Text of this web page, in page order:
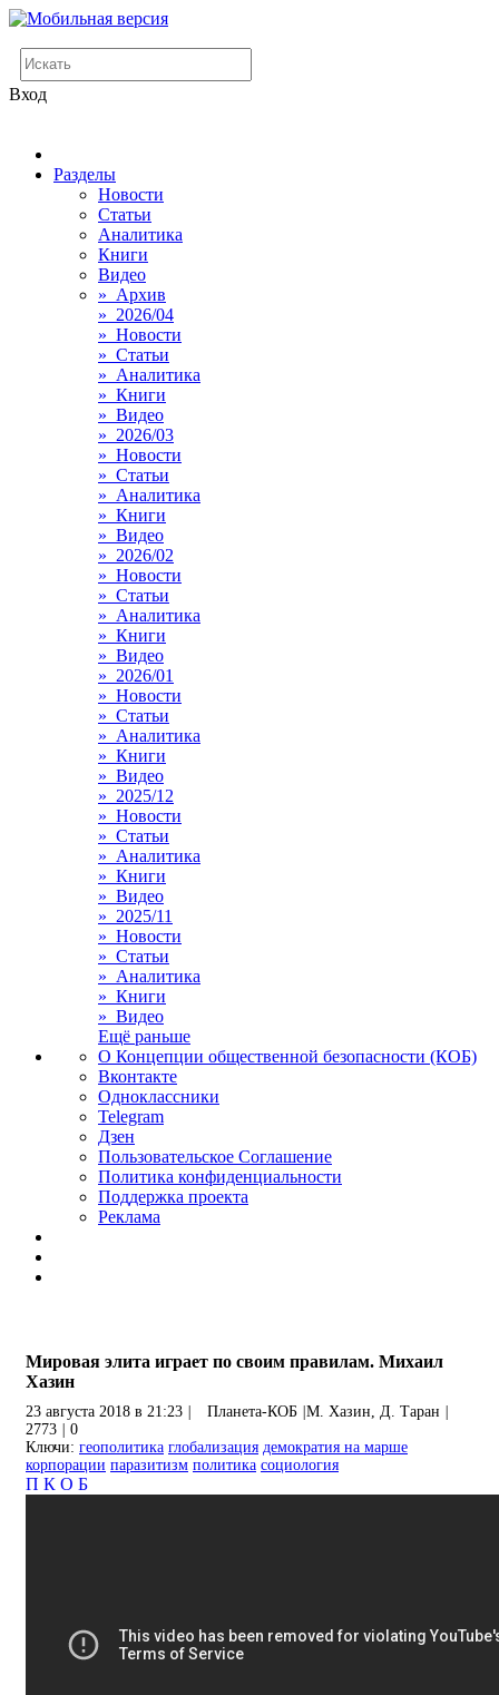
Вход
Разделы
Новости
Статьи
Аналитика
Книги
Видео
» Архив
» 2026/04
» Новости
» Статьи
» Аналитика
» Книги
» Видео
» 2026/03
» Новости
» Статьи
» Аналитика
» Книги
» Видео
» 2026/02
» Новости
» Статьи
» Аналитика
» Книги
» Видео
» 2026/01
» Новости
» Статьи
» Аналитика
» Книги
» Видео
» 2025/12
» Новости
» Статьи
» Аналитика
» Книги
» Видео
» 2025/11
» Новости
» Статьи
» Аналитика
» Книги
» Видео
Ещё раньше
О Концепции общественной безопасности (КОБ)
Вконтакте
Одноклассники
Telegram
Дзен
Пользовательское Соглашение
Политика конфиденциальности
Поддержка проекта
Реклама
Мировая элита играет по своим правилам. Михаил
Хазин
23 августа 2018 в 21:23 Планета-КОБ М. Хазин, Д. Таран
2773
0
Ключи: геополитика глобализация демократия на марше
корпорации паразитизм политика социология
П К О Б